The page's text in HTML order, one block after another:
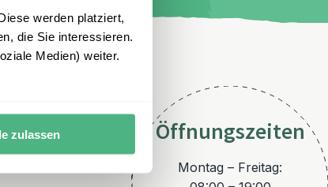
werden platziert,
die Sie interessieren.
Medien) weiter.
zulassen
E-Mail
Öffnungszeiten
Montag – Freitag: